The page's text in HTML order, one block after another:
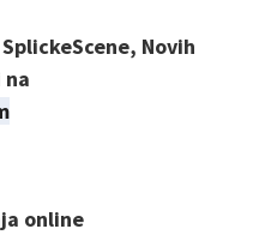
Novih
na
online